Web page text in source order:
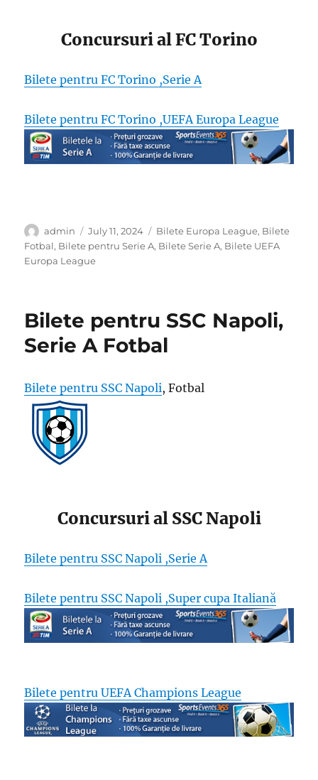
Concursuri al FC Torino
Bilete pentru FC Torino ,Serie A
Bilete pentru FC Torino ,UEFA Europa League
Author
admin
Posted
on
July 11, 2024 Categories
Bilete Europa League, Bilete
Fotbal, Bilete pentru Serie A, Bilete Serie A, Bilete UEFA
Europa League
Bilete pentru SSC Napoli,
Serie A Fotbal
Bilete pentru SSC Napoli, Fotbal
Concursuri al SSC Napoli
Bilete pentru SSC Napoli ,Serie A
Bilete pentru SSC Napoli ,Super cupa Italiană
Bilete pentru UEFA Champions League